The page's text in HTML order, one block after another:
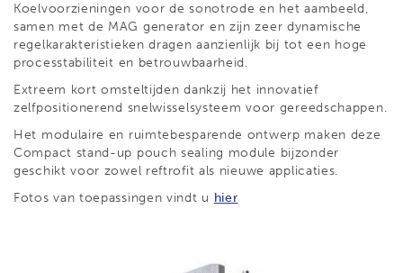
Koelvoorzieningen voor de sonotrode en het aambeeld,
samen met de MAG generator en zijn zeer dynamische
regelkarakteristieken dragen aanzienlijk bij tot een hoge
processtabiliteit en betrouwbaarheid.
Extreem kort omsteltijden dankzij het innovatief
zelfpositionerend snelwisselsysteem voor gereedschappen.
Het modulaire en ruimtebesparende ontwerp maken deze
Compact stand-up pouch sealing module bijzonder
geschikt voor zowel reftrofit als nieuwe applicaties.
Fotos van toepassingen vindt u hier